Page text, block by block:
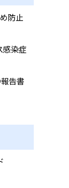
防止
感染症
告書